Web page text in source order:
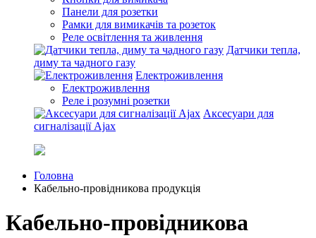
Панели для розетки
Рамки для вимикачів та розеток
Реле освітлення та живлення
Датчики тепла,
диму та чадного газу
Електроживлення
Електроживлення
Реле і розумні розетки
Аксесуари для
сигналізації Ajax
Головна
Кабельно-провідникова продукція
Кабельно-провідникова